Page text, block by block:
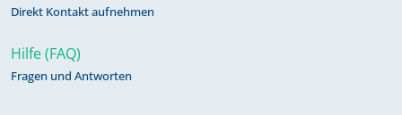
Direkt Kontakt aufnehmen
Hilfe (FAQ)
Fragen und Antworten